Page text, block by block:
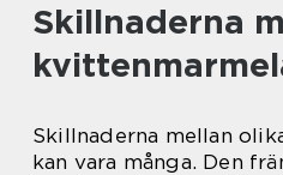
Skillnaderna
Skillnaderna mellan
kan vara många. Den